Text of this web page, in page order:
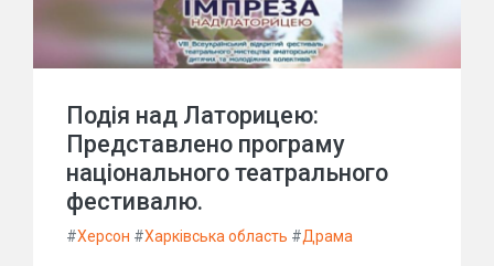
Подія над Латорицею:
Представлено програму
національного театрального
фестивалю.
#Херсон #Харківська область #Драма